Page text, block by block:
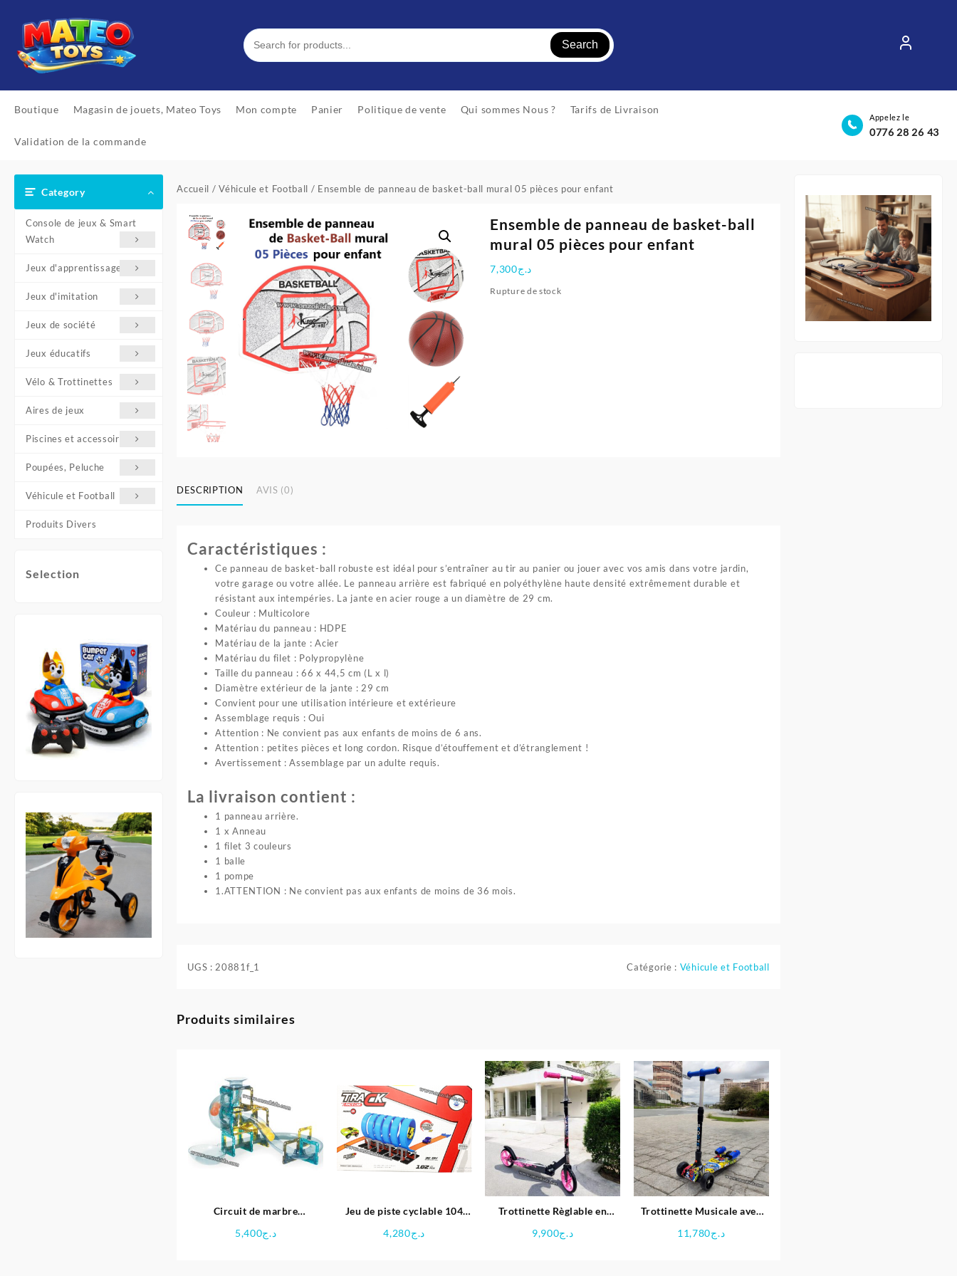
content
Search
Boutique Magasin de jouets, Mateo Toys Mon compte Panier Politique de vente Qui sommes Nous ? Tarifs de Livraison
Validation de la commande
Appelez le
0776 28 26 43
Category
Console de jeux & Smart
Watch
Jeux d'apprentissage
Jeux d'imitation
Jeux de société
Jeux éducatifs
Vélo & Trottinettes
Aires de jeux
Piscines et accessoires
Poupées, Peluche
Véhicule et Football
Produits Divers
Selection
Accueil /Véhicule et Football / Ensemble de panneau de basket-ball mural 05 pièces pour enfant
Ensemble de panneau de basket-ball
mural 05 pièces pour enfant
د.ج7,300
Rupture de stock
DESCRIPTION AVIS (0)
Caractéristiques :
Ce panneau de basket-ball robuste est idéal pour s’entraîner au tir au panier ou jouer avec vos amis dans votre jardin,
votre garage ou votre allée. Le panneau arrière est fabriqué en polyéthylène haute densité extrêmement durable et
résistant aux intempéries. La jante en acier rouge a un diamètre de 29 cm.
Couleur : Multicolore
Matériau du panneau : HDPE
Matériau de la jante : Acier
Matériau du filet : Polypropylène
Taille du panneau : 66 x 44,5 cm (L x l)
Diamètre extérieur de la jante : 29 cm
Convient pour une utilisation intérieure et extérieure
Assemblage requis : Oui
Attention : Ne convient pas aux enfants de moins de 6 ans.
Attention : petites pièces et long cordon. Risque d’étouffement et d’étranglement !
Avertissement : Assemblage par un adulte requis.
La livraison contient :
1 panneau arrière.
1 x Anneau
1 filet 3 couleurs
1 balle
1 pompe
1.ATTENTION : Ne convient pas aux enfants de moins de 36 mois.
UGS : 20881f_1 Catégorie : Véhicule et Football
Produits similaires
Circuit de marbre
د.ج5,400
Jeu de piste cyclable 104
د.ج4,280
Trottinette Règlable en
د.ج9,900
Trottinette Musicale avec
enfants
د.ج11,780